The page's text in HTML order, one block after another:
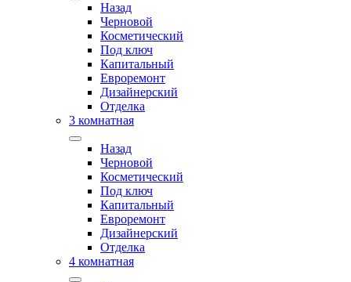
Назад
Черновой
Косметический
Под ключ
Капитальный
Евроремонт
Дизайнерский
Отделка
3 комнатная
Назад
Черновой
Косметический
Под ключ
Капитальный
Евроремонт
Дизайнерский
Отделка
4 комнатная